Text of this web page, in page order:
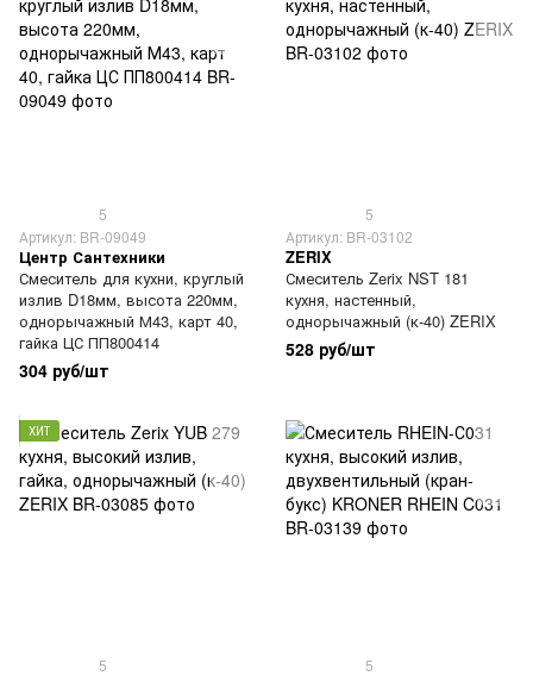
5
Артикул: BR-09049
Центр Сантехники
Смеситель для кухни, круглый
излив D18мм, высота 220мм,
однорычажный М43, карт 40,
гайка ЦС ПП800414
304 руб/шт
5
Артикул: BR-03102
ZERIX
Смеситель Zerix NST 181
кухня, настенный,
однорычажный (к-40) ZERIX
528 руб/шт
ХИТ
5
5